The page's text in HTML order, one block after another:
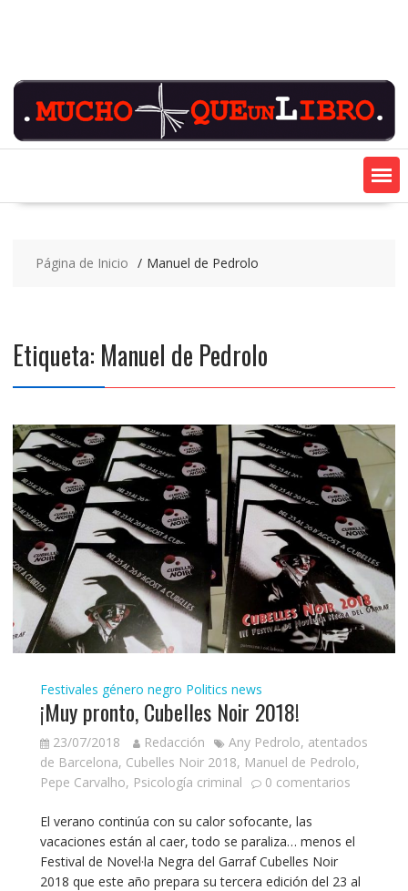
Página de Inicio Manuel de Pedrolo
Etiqueta: Manuel de Pedrolo
Festivales género negro Politics news
¡Muy pronto, Cubelles Noir 2018!
23/07/2018 Redacción Any Pedrolo, atentados
de Barcelona, Cubelles Noir 2018, Manuel de Pedrolo,
Pepe Carvalho, Psicología criminal 0 comentarios
El verano continúa con su calor sofocante, las
vacaciones están al caer, todo se paraliza… menos el
Festival de Novel·la Negra del Garraf Cubelles Noir
2018 que este año prepara su tercera edición del 23 al